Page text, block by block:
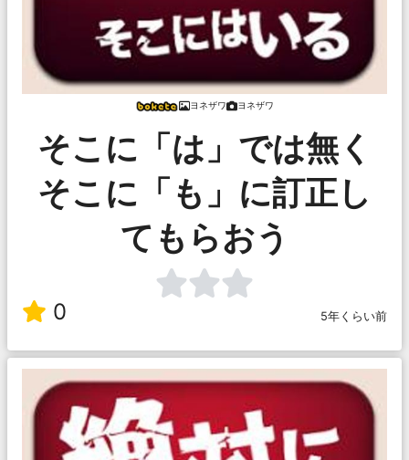
ヨネザワ ヨネザワ
そこに「は」では無く
そこに「も」に訂正し
てもらおう
0 5年くらい前